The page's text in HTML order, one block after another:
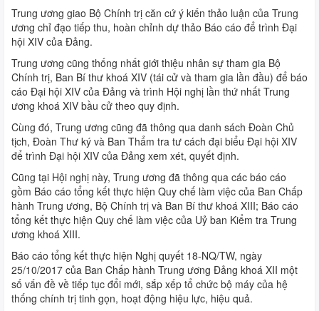
Trung ương giao Bộ Chính trị căn cứ ý kiến thảo luận của Trung
ương chỉ đạo tiếp thu, hoàn chỉnh dự thảo Báo cáo để trình Đại
hội XIV của Đảng.
Trung ương cũng thống nhất giới thiệu nhân sự tham gia Bộ
Chính trị, Ban Bí thư khoá XIV (tái cử và tham gia lần đầu) để báo
cáo Đại hội XIV của Đảng và trình Hội nghị lần thứ nhất Trung
ương khoá XIV bầu cử theo quy định.
Cùng đó, Trung ương cũng đã thông qua danh sách Đoàn Chủ
tịch, Đoàn Thư ký và Ban Thẩm tra tư cách đại biểu Đại hội XIV
để trình Đại hội XIV của Đảng xem xét, quyết định.
Cũng tại Hội nghị này, Trung ương đã thông qua các báo cáo
gồm Báo cáo tổng kết thực hiện Quy chế làm việc của Ban Chấp
hành Trung ương, Bộ Chính trị và Ban Bí thư khoá XIII; Báo cáo
tổng kết thực hiện Quy chế làm việc của Uỷ ban Kiểm tra Trung
ương khoá XIII.
Báo cáo tổng kết thực hiện Nghị quyết 18-NQ/TW, ngày
25/10/2017 của Ban Chấp hành Trung ương Đảng khoá XII một
số vấn đề về tiếp tục đổi mới, sắp xếp tổ chức bộ máy của hệ
thống chính trị tinh gọn, hoạt động hiệu lực, hiệu quả.